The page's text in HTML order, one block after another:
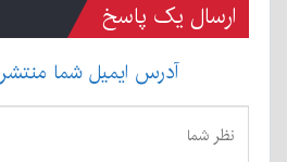
ارسال یک پاسخ
آدرس ایمیل شما